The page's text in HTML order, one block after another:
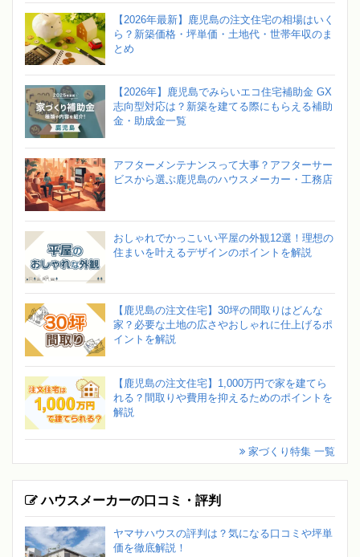
【2026年最新】鹿児島の注文住宅の相場はいく
ら？新築価格・坪単価・土地代・世帯年収のま
とめ
【2026年】鹿児島でみらいエコ住宅補助金 GX
志向型対応は？新築を建てる際にもらえる補助
金・助成金一覧
アフターメンテナンスって大事？アフターサー
ビスから選ぶ鹿児島のハウスメーカー・工務店
おしゃれでかっこいい平屋の外観12選！理想の
住まいを叶えるデザインのポイントを解説
【鹿児島の注文住宅】30坪の間取りはどんな
家？必要な土地の広さやおしゃれに仕上げるポ
イントを解説
【鹿児島の注文住宅】1,000万円で家を建てら
れる？間取りや費用を抑えるためのポイントを
解説
家づくり特集 一覧
ハウスメーカーの口コミ・評判
ヤマサハウスの評判は？気になる口コミや坪単
価を徹底解説！